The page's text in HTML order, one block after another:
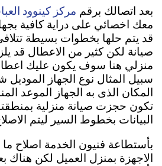
بعد اتصالك برقم مركز كينوود
معك اخصائي على دراية كافية
قد يتم حلها بخطوات بسيطة
صيانة لكن كثير من الاعطال قد
منزلي هنا سوف يكون عليك اعطاء
سبيل المثال نوع الجهاز
المكان الذى به الجهاز الموعد
تكون حجزت صيانة منزلية
البيانات بخطوط السير ليتم الاصلاح خلال
الاجهزة بمنزل العميل لكن